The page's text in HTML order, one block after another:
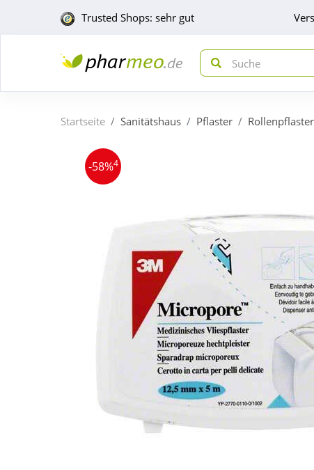
Trusted Shops: sehr gut
Startseite Sanitätshaus Pflaster Rollenpflaster
-58%4